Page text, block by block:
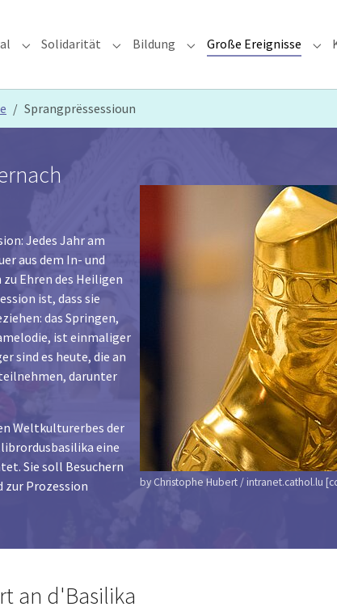
Submenu for "Glauben & Pastoral"
Solidarität Submenu for "Solidarität"
Bildung Submenu for "Bildung"
Große Ereignisse
Sprangprëssessioun
by Christophe Hubert / intranet.cathol.lu
Jedes Jahr am
aus dem In- und
Ehren des Heiligen
ist, dass sie
das Springen,
ist einmaliger
sind es heute, die an
darunter
Weltkulturerbes der
eine
Sie soll Besuchern
zur Prozession
an d'Basilika